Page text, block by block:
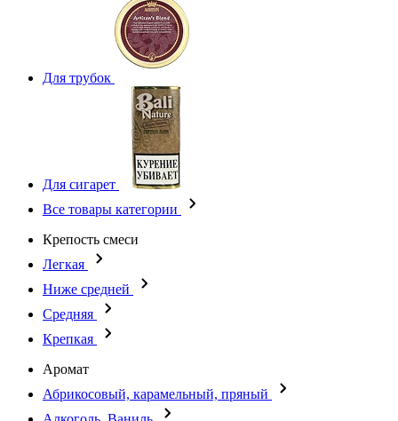
Для трубок
Для сигарет
Все товары категории
Крепость смеси
Легкая
Ниже средней
Средняя
Крепкая
Аромат
Абрикосовый, карамельный, пряный